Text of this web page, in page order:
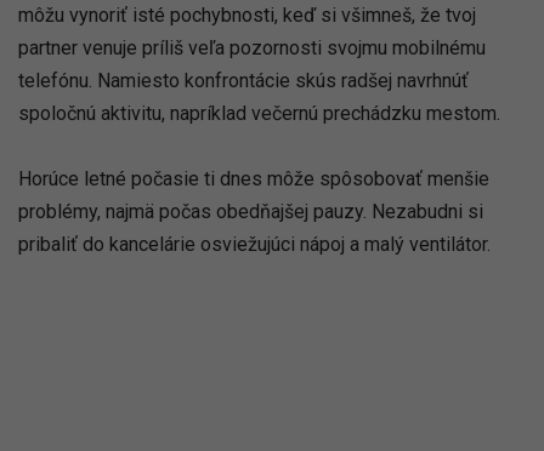
môžu vynoriť isté pochybnosti, keď si všimneš, že tvoj
partner venuje príliš veľa pozornosti svojmu mobilnému
telefónu. Namiesto konfrontácie skús radšej navrhnúť
spoločnú aktivitu, napríklad večernú prechádzku mestom.
Horúce letné počasie ti dnes môže spôsobovať menšie
problémy, najmä počas obedňajšej pauzy. Nezabudni si
pribaliť do kancelárie osviežujúci nápoj a malý ventilátor.